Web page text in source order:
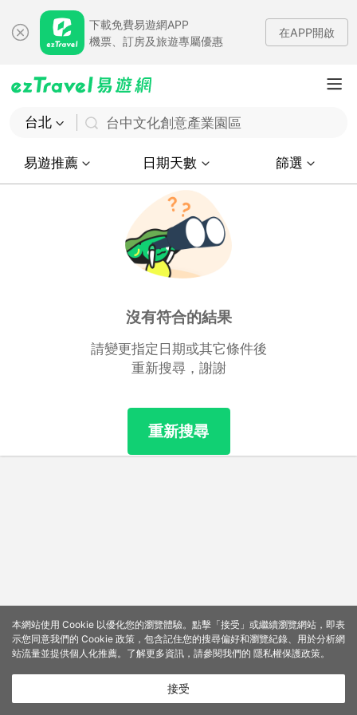
下載免費易遊網APP
機票、訂房及旅遊專屬優惠
在APP開啟
台北 台中文化創意產業園區
易遊推薦 日期天數 篩選
沒有符合的結果
請變更指定日期或其它條件後
重新搜尋，謝謝
重新搜尋
本網站使用 Cookie 以優化您的瀏覽體驗。點擊「接受」或繼續瀏覽網站，即表
示您同意我們的 Cookie 政策，包含記住您的搜尋偏好和瀏覽紀錄、用於分析網
站流量並提供個人化推薦。了解更多資訊，請參閱我們的 隱私權保護政策。
接受